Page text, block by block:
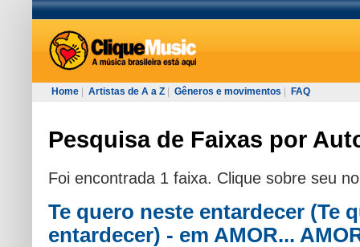
Home Artistas de A a Z Gêneros e movimentos FAQ
Pesquisa de Faixas por
Foi encontrada 1 faixa. Clique sobre seu
Te quero neste entardecer (Te
entardecer) - em AMOR...